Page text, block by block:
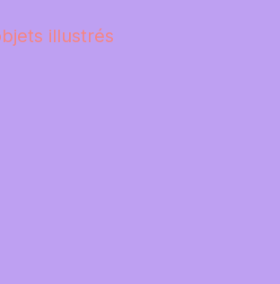
illustrés